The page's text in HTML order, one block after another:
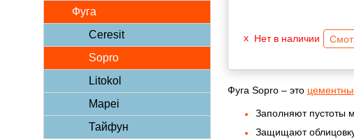
Фуга
Ceresit
Sopro
Litokol
Mapei
Тайфун
Нет в наличии
Фуга Sopro – это
Заполняют пустоты
Защищают